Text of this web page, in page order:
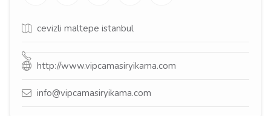
cevizli maltepe istanbul
http://www.vipcamasiryikama.com
info@vipcamasiryikama.com